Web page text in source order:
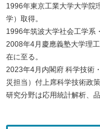
1996年東京工業大学大学院
学）取得。
1996年筑波大学社会工学系
2008年4月慶應義塾大学理
在に至る。
2023年4月内閣府 科学技術
災担当）付上席科学技術政
研究分野は応用統計解析、